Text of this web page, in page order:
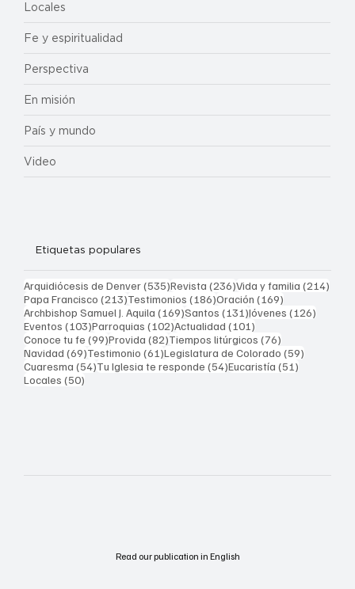
Locales
Fe y espiritualidad
Perspectiva
En misión
País y mundo
Video
Etiquetas populares
Arquidiócesis de Denver(535)535 entradas
Revista (236)236 entradas
Vida y familia (214)
Papa Francisco (213)213 entradas
Testimonios (186)186 entradas
Oración (169)
Archbishop Samuel J. Aquila (169)169 entradas
Santos (131)131 entradas
Jóvenes (126)
Eventos (103)103 entradas
Parroquias (102)102 entradas
Actualidad (101)
Conoce tu fe (99)99 entradas
Provida (82)82 entradas
Tiempos litúrgicos (76)
Navidad (69)69 entradas
Testimonio (61)61 entradas
Legislatura de Colorado (59)
Cuaresma (54)54 entradas
Tu Iglesia te responde (54)54 entradas
Eucaristía (51)
Locales (50)
Read our publication in English